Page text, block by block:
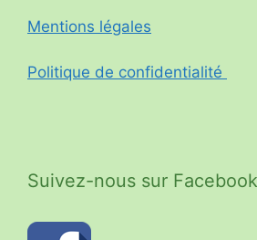
Mentions légales
Politique de confidentialité
Suivez-nous sur Facebook